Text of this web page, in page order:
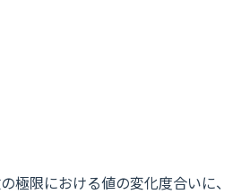
極限における値の変化度合いに、